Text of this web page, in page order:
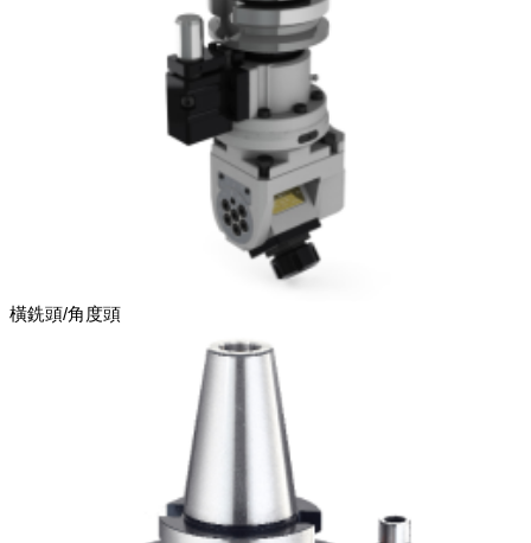
橫銑頭/角度頭